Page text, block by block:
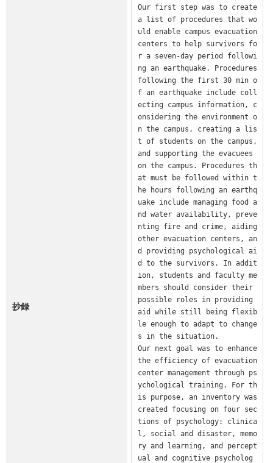
抄録
Our first step was to create
a list of procedures that wo
uld enable campus evacuation
centers to help survivors fo
r a seven-day period followi
ng an earthquake. Procedures
following the first 30 min o
f an earthquake include coll
ecting campus information, c
onsidering the environment o
n the campus, creating a lis
t of students on the campus,
and supporting the evacuees
on the campus. Procedures th
at must be followed within t
he hours following an earthq
uake include managing food a
nd water availability, preve
nting fire and crime, aiding
other evacuation centers, an
d providing psychological ai
d to the survivors. In addit
ion, students and faculty me
mbers should consider their
possible roles in providing
aid while still being flexib
le enough to adapt to change
s in the situation.
Our next goal was to enhance
the efficiency of evacuation
center management through ps
ychological training. For th
is purpose, an inventory was
created focusing on four sec
tions of psychology: clinica
l, social and disaster, memo
ry and learning, and percept
ual and cognitive psycholog